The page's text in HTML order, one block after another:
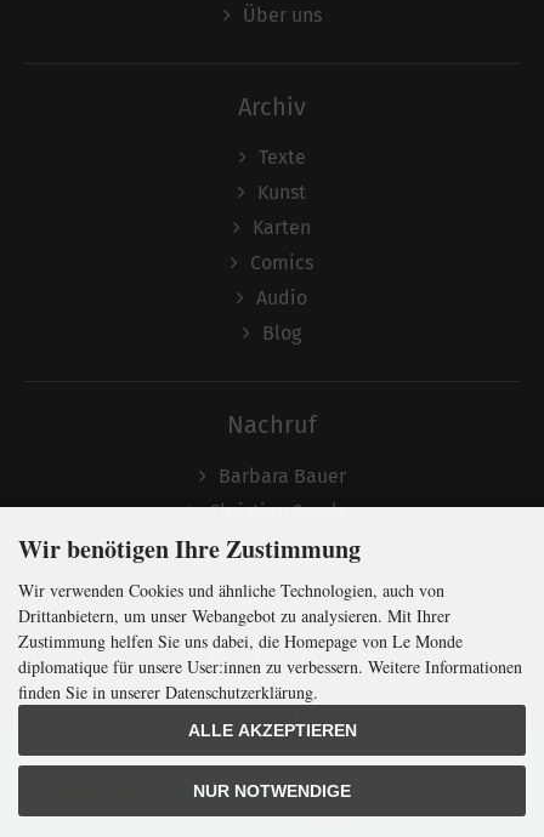
mit der weltweitgrößten
MonatszeitungfürinternationalePolitik
Über uns
Archiv
Texte
Kunst
Karten
Comics
Audio
Blog
Nachruf
Barbara Bauer
Christian Semler
Folgen
Wir benötigen Ihre Zustimmung
Wir verwenden Cookies und ähnliche Technologien, auch von
Drittanbietern, um unser Webangebot zu analysieren. Mit Ihrer
Zustimmung helfen Sie uns dabei, die Homepage von Le Monde
diplomatique für unsere User:innen zu verbessern. Weitere Informationen
finden Sie in unserer Datenschutzerklärung.
ALLE AKZEPTIEREN
NUR NOTWENDIGE